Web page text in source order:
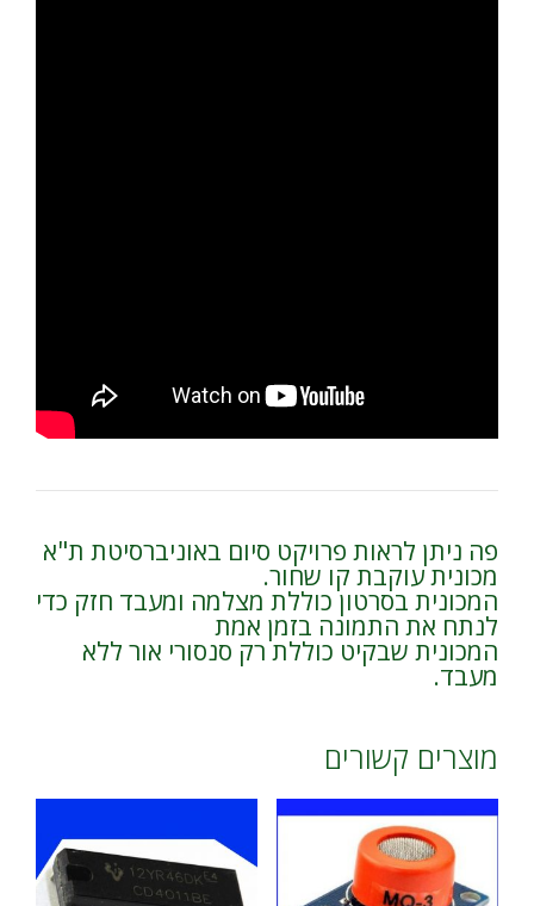
פה ניתן לראות פרויקט סיום באוניברסיטת ת"א
מכונית עוקבת קו שחור.
המכונית בסרטון כוללת מצלמה ומעבד חזק כדי
לנתח את התמונה בזמן אמת
המכונית שבקיט כוללת רק סנסורי אור ללא
מעבד.
מוצרים קשורים